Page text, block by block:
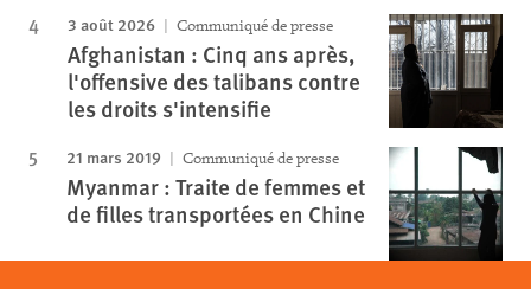
3 août 2026 Communiqué de presse
Afghanistan : Cinq ans après,
l'offensive des talibans contre
les droits s'intensifie
21 mars 2019 Communiqué de presse
Myanmar : Traite de femmes et
de filles transportées en Chine